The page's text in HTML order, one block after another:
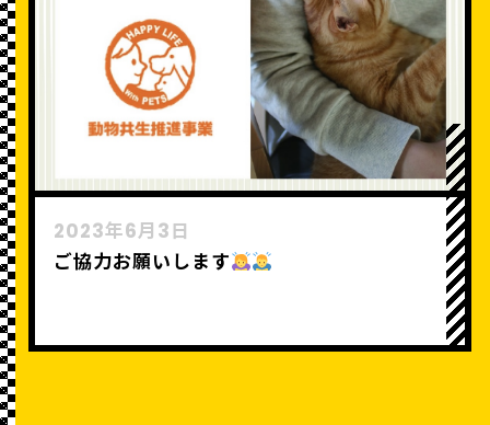
2023年6月3日
ご協力お願いします